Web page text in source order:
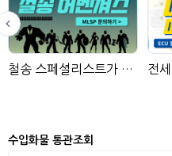
철송 스페셜리스트가 모인 물류사
수입화물 통관조회